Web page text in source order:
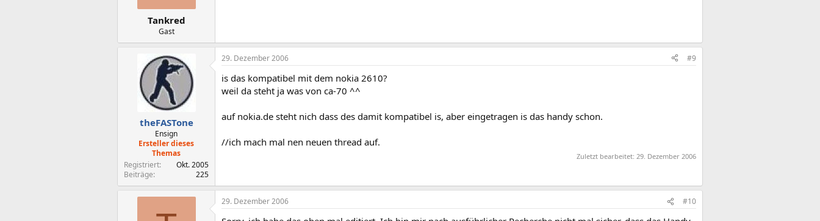
Tankred
Gast
theFASTone
Ensign
Ersteller dieses
Themas
Registriert
Okt. 2005
Beiträge
225
29. Dezember 2006 #9
is das kompatibel mit dem nokia 2610?
weil da steht ja was von ca-70 ^^
auf nokia.de steht nich dass des damit kompatibel is, aber eingetragen is das handy schon.
//ich mach mal nen neuen thread auf.
Zuletzt bearbeitet: 29. Dezember 2006
29. Dezember 2006 #10